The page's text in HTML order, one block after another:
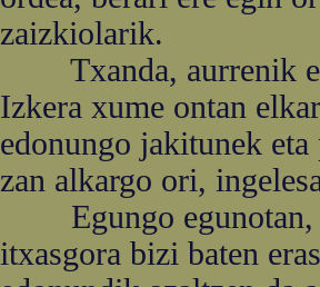
zaizkiolarik.
Txanda, aurrenik
Izkera xume ontan
edonungo jakitunek
zan alkargo ori,
Egungo egunotan,
itxasgora bizi baten